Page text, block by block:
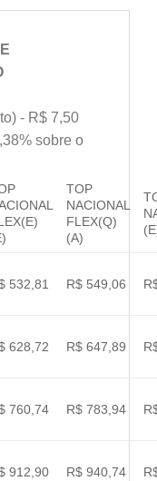
- R$ 7,50
sobre o
TOP
NACIONAL
FLEX(Q)
(A)
532,81 R$ 549,06
628,72 R$ 647,89
760,74 R$ 783,94
912,90 R$ 940,74